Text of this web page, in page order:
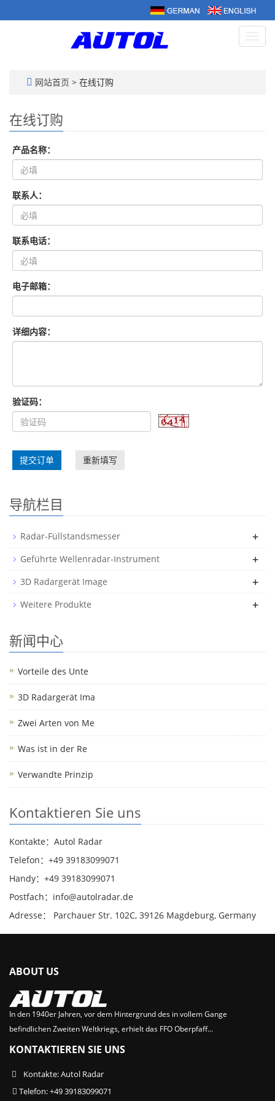
网站首页 > 在线订购
在线订购
产品名称：
联系人：
联系电话：
电子邮箱：
详细内容：
验证码：
提交订单 重新填写
导航栏目
Radar-Füllstandsmesser +
Geführte Wellenradar-Instrument +
3D Radargerät Image +
Weitere Produkte +
新闻中心
Vorteile des Unte
3D Radargerät Ima
Zwei Arten von Me
Was ist in der Re
Verwandte Prinzip
Kontaktieren Sie uns
Kontakte：Autol Radar
Telefon：+49 39183099071
Handy：+49 39183099071
Postfach：info@autolradar.de
Adresse： Parchauer Str. 102C, 39126 Magdeburg, Germany
ABOUT US
In den 1940er Jahren, vor dem Hintergrund des in vollem Gange
befindlichen Zweiten Weltkriegs, erhielt das FFO Oberpfaff...
KONTAKTIEREN SIE UNS
Kontakte: Autol Radar
Telefon: +49 39183099071